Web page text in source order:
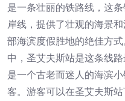
是一条壮丽的铁路线，这
岸线，提供了壮观的海景
部海滨度假胜地的绝佳方
中，圣艾夫斯站是这条线
是一个古老而迷人的海滨
客。游客可以在圣艾夫斯